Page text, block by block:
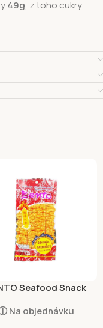
49g, z toho cukry
Seafood Snack
Na objednávku